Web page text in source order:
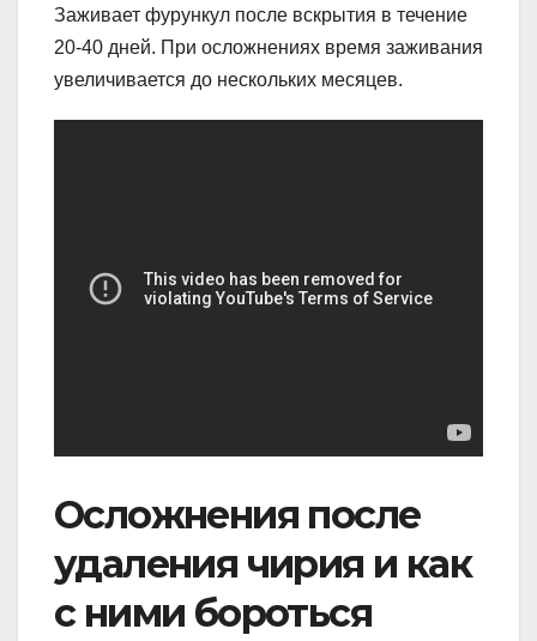
Заживает фурункул после вскрытия в течение
20-40 дней. При осложнениях время заживания
увеличивается до нескольких месяцев.
Осложнения после
удаления чирия и как
с ними бороться